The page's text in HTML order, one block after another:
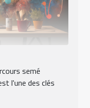
semé
l'une des clés